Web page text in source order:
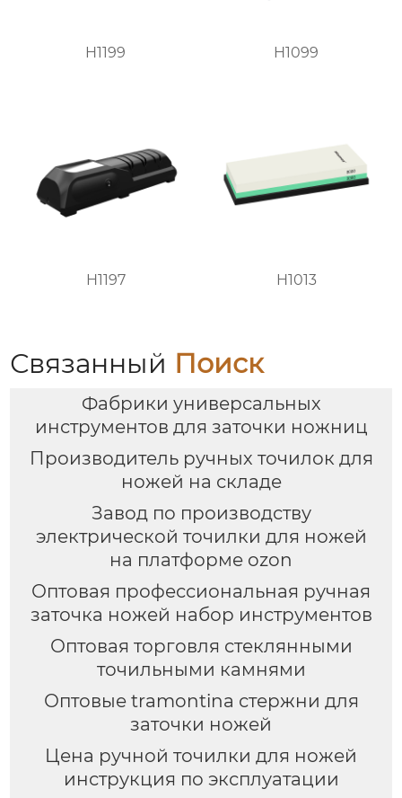
H1199 H1099
H1197 H1013
Связанный Поиск
Фабрики универсальных
инструментов для заточки ножниц
Производитель ручных точилок для
ножей на складе
Завод по производству
электрической точилки для ножей
на платформе ozon
Оптовая профессиональная ручная
заточка ножей набор инструментов
Оптовая торговля стеклянными
точильными камнями
Оптовые tramontina стержни для
заточки ножей
Цена ручной точилки для ножей
инструкция по эксплуатации